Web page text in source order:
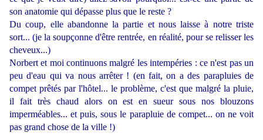
son anatomie qui dépasse plus que le reste ?
Du coup, elle abandonne la partie et nous laisse à notre triste
sort... (je la soupçonne d'être rentrée, en réalité, pour se relisser les
cheveux...)
Norbert et moi continuons malgré les intempéries : ce n'est pas un
peu d'eau qui va nous arrêter ! (en fait, on a des parapluies de
compet prêtés par l'hôtel... le problème, c'est que malgré la pluie,
il fait très chaud alors on est en sueur sous nos blouzons
imperméables... et puis, sous le parapluie de compet... on ne voit
pas grand chose de la ville !)